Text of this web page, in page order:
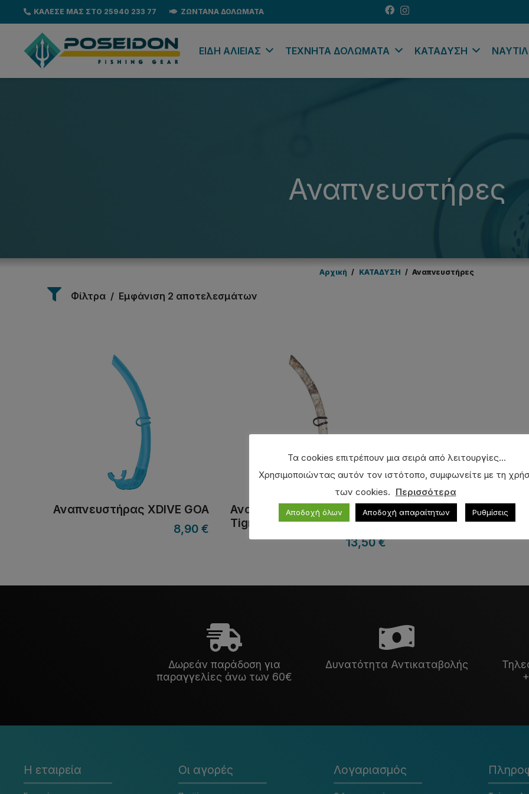
ΚΑΛΕΣΕ ΜΑΣ ΣΤΟ 25940 233 77 ΖΩΝΤΑΝΑ ΔΟΛΩΜΑΤΑ
EΙΔΗ ΑΛΙΕΙΑΣ ΤΕΧΝΗΤΑ ΔΟΛΩΜΑΤΑ ΚΑΤΑΔΥΣΗ
Αναπνευστήρες
Αρχική / ΚΑΤΑΔΥΣΗ / Αναπνευστήρες
Φίλτρα Εμφάνιση 2 αποτελεσμάτων
Αναπνευστήρας XDIVE GOA
8,90 €
Αναπνευστήρας XDIVE
Tigre
13,50€
Δωρεάν παράδοση για
παραγγελίες άνω των 60€
Δυνατότητα Αντικαταβολής
Η εταιρεία Οι αγορές Λογαριασμός
Τα cookies επιτρέπουν μια σειρά από λειτουργίες...
Χρησιμοποιώντας αυτόν τον ιστότοπο, συμφωνείτε με τη
των cookies. Περισσότερα
Αποδοχή όλων Αποδοχή απαραίτητων Ρυθμίσεις